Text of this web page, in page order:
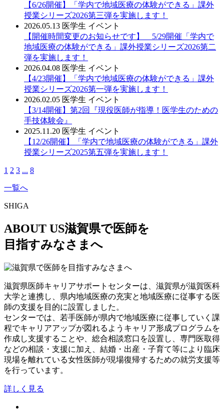
【6/26開催】「学内で地域医療の体験ができる」課外
授業シリーズ2026第三弾を実施します！
2026.05.13 医学生 イベント
【開催時間変更のお知らせです】 5/29開催「学内で
地域医療の体験ができる」課外授業シリーズ2026第二
弾を実施します！
2026.04.08 医学生 イベント
【4/23開催】「学内で地域医療の体験ができる」課外
授業シリーズ2026第一弾を実施します！
2026.02.05 医学生 イベント
【3/14開催】第2回『現役医師が指導！医学生のための
手技体験会』
2025.11.20 医学生 イベント
【12/26開催】「学内で地域医療の体験ができる」課外
授業シリーズ2025第五弾を実施します！
1 2 3 ... 8
一覧へ
SHIGA
ABOUT US滋賀県で医師を
目指すみなさまへ
滋賀県医師キャリアサポートセンターは、滋賀県が滋賀医科
大学と連携し、県内地域医療の充実と地域医療に従事する医
師の支援を目的に設置しました。
センターでは、若手医師が県内で地域医療に従事していく課
程でキャリアアップが図れるようキャリア形成プログラムを
作成し支援することや、総合相談窓口を設置し、専門医取得
などの相談・支援に加え、結婚・出産・子育て等により臨床
現場を離れている女性医師が現場復帰するための就労支援等
を行っています。
詳しく見る